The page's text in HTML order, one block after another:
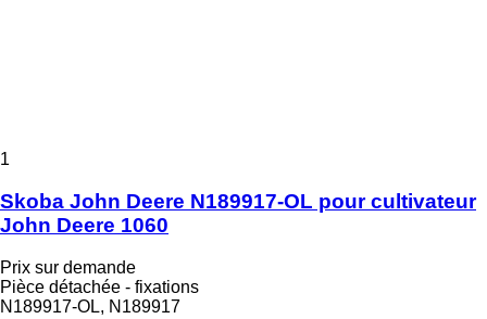
1
Skoba John Deere N189917-OL pour cultivateur
John Deere 1060
Prix sur demande
Pièce détachée - fixations
N189917-OL, N189917